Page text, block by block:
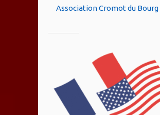
Association Cromot du Bourg